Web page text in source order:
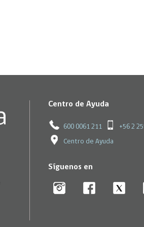
Centro de Ayuda
600 0061 211 +56 2
Centro de Ayuda
Síguenos en